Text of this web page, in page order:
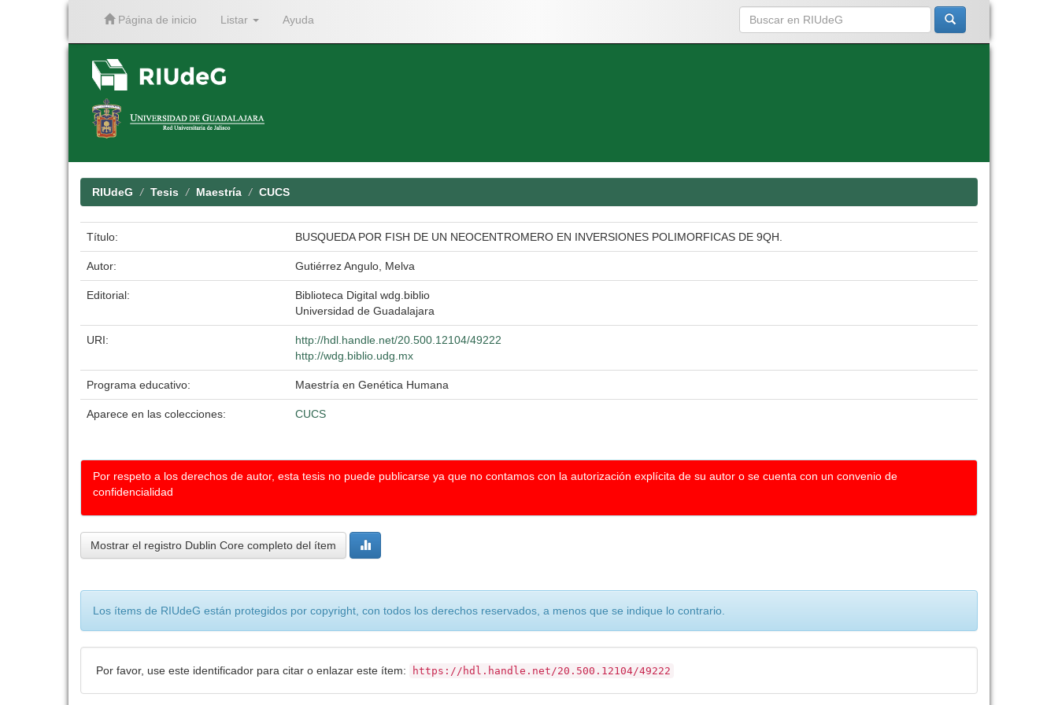
Página de inicio Listar Ayuda
RIUdeG Tesis Maestría CUCS
Título: BUSQUEDA POR FISH DE UN NEOCENTROMERO EN INVERSIONES POLIMORFICAS DE 9QH.
Autor: Gutiérrez Angulo, Melva
Editorial:
Biblioteca Digital wdg.biblio
Universidad de Guadalajara
URI:
http://hdl.handle.net/20.500.12104/49222
http://wdg.biblio.udg.mx
Programa educativo: Maestría en Genética Humana
Aparece en las colecciones: CUCS
Por respeto a los derechos de autor, esta tesis no puede publicarse ya que no contamos con la autorización explícita de su autor o se cuenta con un convenio de
confidencialidad
Mostrar el registro Dublin Core completo del ítem
Los ítems de RIUdeG están protegidos por copyright, con todos los derechos reservados, a menos que se indique lo contrario.
Por favor, use este identificador para citar o enlazar este ítem: https://hdl.handle.net/20.500.12104/49222